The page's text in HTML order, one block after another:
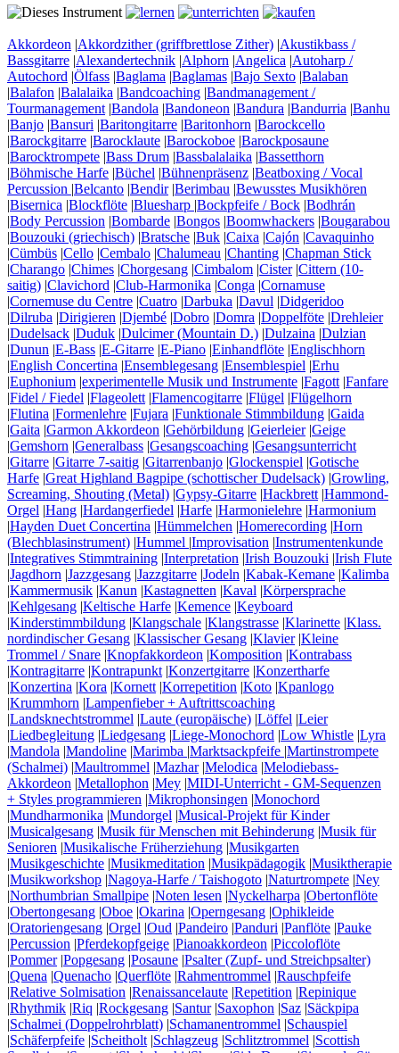
Akkordeon |Akkordzither (griffbrettlose Zither) |Akustikbass /
Bassgitarre |Alexandertechnik |Alphorn |Angelica |Autoharp /
Autochord |Ölfass |Baglama |Baglamas |Bajo Sexto |Balaban
|Balafon |Balalaika |Bandcoaching |Bandmanagement /
Tourmanagement|Bandola |Bandoneon |Bandura |Bandurria |Banhu
|Banjo |Bansuri |Baritongitarre |Baritonhorn |Barockcello
|Barockgitarre |Barocklaute |Barockoboe |Barockposaune
|Barocktrompete |Bass Drum |Bassbalalaika |Bassetthorn
|Böhmische Harfe |Büchel |Bühnenpräsenz |Beatboxing / Vocal
Percussion |Belcanto |Bendir|Berimbau |Bewusstes Musikhören
|Bisernica |Blockflöte |Bluesharp |Bockpfeife / Bock |Bodhrán
|Body Percussion |Bombarde |Bongos |Boomwhackers |Bougarabou
|Bouzouki (griechisch) |Bratsche |Buk |Caixa |Cajón |Cavaquinho
|Cümbüs |Cello |Cembalo |Chalumeau |Chanting |Chapman Stick
|Charango |Chimes |Chorgesang |Cimbalom |Cister|Cittern (10-
saitig) |Clavichord |Club-Harmonika |Conga |Cornamuse
|Cornemuse du Centre |Cuatro |Darbuka |Davul |Didgeridoo
|Dilruba |Dirigieren |Djembé |Dobro |Domra |Doppelföte |Drehleier
|Dudelsack |Duduk |Dulcimer (Mountain D.) |Dulzaina |Dulzian
|Dunun |E-Bass |E-Gitarre |E-Piano |Einhandflöte |Englischhorn
|English Concertina |Ensemblegesang |Ensemblespiel |Erhu
|Euphonium |experimentelle Musik und Instrumente |Fagott|Fanfare
|Fidel / Fiedel |Flageolett|Flamencogitarre |Flügel |Flügelhorn
|Flutina |Formenlehre |Fujara |Funktionale Stimmbildung |Gaida
|Gaita |Garmon Akkordeon |Gehörbildung |Geierleier|Geige
|Gemshorn |Generalbass |Gesangscoaching |Gesangsunterricht
|Gitarre |Gitarre 7-saitig |Gitarrenbanjo |Glockenspiel |Gotische
Harfe |Great Highland Bagpipe (schottischer Dudelsack) |Growling,
Screaming, Shouting (Metal) |Gypsy-Gitarre |Hackbrett|Hammond-
Orgel |Hang |Hardangerfiedel |Harfe |Harmonielehre |Harmonium
|Hayden Duet Concertina |Hümmelchen |Homerecording |Horn
(Blechblasinstrument) |Hummel |Improvisation |Instrumentenkunde
|Integratives Stimmtraining |Interpretation |Irish Bouzouki |Irish Flute
|Jagdhorn |Jazzgesang |Jazzgitarre |Jodeln |Kabak-Kemane |Kalimba
|Kammermusik |Kanun |Kastagnetten |Kaval |Körpersprache
|Kehlgesang |Keltische Harfe |Kemence |Keyboard
|Kinderstimmbildung |Klangschale |Klangstrasse |Klarinette |Klass.
nordindischer Gesang |Klassischer Gesang |Klavier|Kleine
Trommel / Snare |Knopfakkordeon |Komposition |Kontrabass
|Kontragitarre |Kontrapunkt|Konzertgitarre |Konzertharfe
|Konzertina |Kora |Kornett|Korrepetition |Koto |Kpanlogo
|Krummhorn |Lampenfieber + Auftrittscoaching
|Landsknechtstrommel |Laute (europäische) |Löffel |Leier
|Liedbegleitung |Liedgesang |Liege-Monochord |Low Whistle |Lyra
|Mandola |Mandoline |Marimba |Marktsackpfeife |Martinstrompete
(Schalmei) |Maultrommel |Mazhar|Melodica |Melodiebass-
Akkordeon |Metallophon |Mey |MIDI-Unterricht - GM-Sequenzen
+ Styles programmieren |Mikrophonsingen |Monochord
|Mundharmonika |Mundorgel |Musical-Projekt für Kinder
|Musicalgesang |Musik für Menschen mit Behinderung |Musik für
Senioren |Musikalische Früherziehung |Musikgarten
|Musikgeschichte |Musikmeditation |Musikpädagogik |Musiktherapie
|Musikworkshop |Nagoya-Harfe / Taishogoto |Naturtrompete |Ney
|Northumbrian Smallpipe |Noten lesen |Nyckelharpa |Obertonflöte
|Obertongesang |Oboe |Okarina |Operngesang |Ophikleide
|Oratoriengesang |Orgel |Oud |Pandeiro |Panduri |Panflöte |Pauke
|Percussion |Pferdekopfgeige |Pianoakkordeon |Piccoloflöte
|Pommer|Popgesang |Posaune |Psalter (Zupf- und Streichpsalter)
|Quena |Quenacho |Querflöte |Rahmentrommel |Rauschpfeife
|Relative Solmisation |Renaissancelaute |Repetition |Repinique
|Rhythmik |Riq |Rockgesang |Santur|Saxophon |Saz |Säckpipa
|Schalmei (Doppelrohrblatt) |Schamanentrommel |Schauspiel
|Schäferpfeife |Scheitholt|Schlagzeug |Schlitztrommel |Scottish